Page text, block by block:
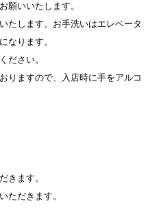
願いいたします。
たします。お手洗いはエレベータ
なります。
ださい。
りますので、入店時に手をアルコ
きます。
ただきます。